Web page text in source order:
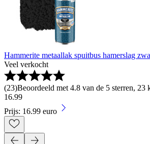
Hammerite metaallak spuitbus hamerslag
Veel verkocht
(23)Beoordeeld met 4.8 van de 5 sterren, 23
16.99
Prijs: 16.99 euro